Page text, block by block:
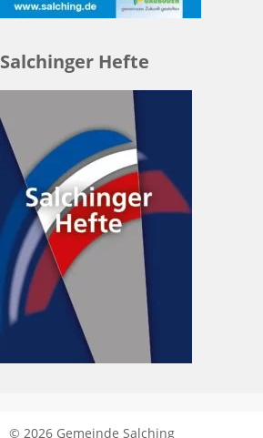
Salchinger Hefte
© 2026 Gemeinde Salching